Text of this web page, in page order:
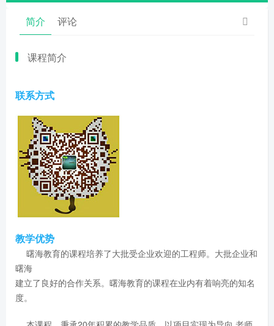
简介 评论
课程简介
联系方式
教学优势
曙海教育的课程培养了大批受企业欢迎的工程师。大批企业和
曙海
建立了良好的合作关系。曙海教育的课程在业内有着响亮的知名
度。